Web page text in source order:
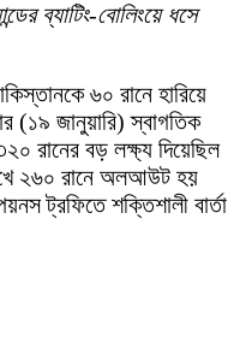
ব্যাটিং-বোলিংয়ে ধসে
৬০ রানে হারিয়ে
(১৯ জানুয়ারি) স্বাগতিক
রানের বড় লক্ষ্য দিয়েছিল
২৬০ রানে অলআউট হয়
ট্রফিতে শক্তিশালী বার্তা